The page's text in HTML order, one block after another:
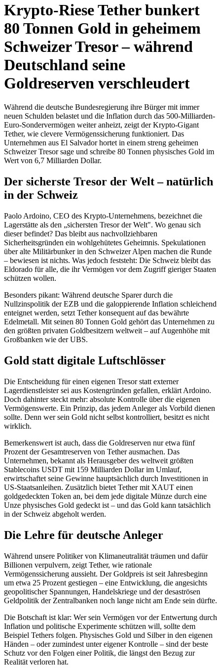
Krypto-Riese Tether bunkert
80 Tonnen Gold in geheimem
Schweizer Tresor – während
Deutschland seine
Goldreserven verschleudert
Während die deutsche Bundesregierung ihre Bürger mit immer
neuen Schulden belastet und die Inflation durch das 500-Milliarden-
Euro-Sondervermögen weiter anheizt, zeigt der Krypto-Gigant
Tether, wie clevere Vermögenssicherung funktioniert. Das
Unternehmen aus El Salvador hortet in einem streng geheimen
Schweizer Tresor sage und schreibe 80 Tonnen physisches Gold im
Wert von 6,7 Milliarden Dollar.
Der sicherste Tresor der Welt – natürlich
in der Schweiz
Paolo Ardoino, CEO des Krypto-Unternehmens, bezeichnet die
Lagerstätte als den „sichersten Tresor der Welt". Wo genau sich
dieser befindet? Das bleibt aus nachvollziehbaren
Sicherheitsgründen ein wohlgehütetes Geheimnis. Spekulationen
über alte Militärbunker in den Schweizer Alpen machen die Runde
– bewiesen ist nichts. Was jedoch feststeht: Die Schweiz bleibt das
Eldorado für alle, die ihr Vermögen vor dem Zugriff gieriger Staaten
schützen wollen.
Besonders pikant: Während deutsche Sparer durch die
Nullzinspolitik der EZB und die galoppierende Inflation schleichend
enteignet werden, setzt Tether konsequent auf das bewährte
Edelmetall. Mit seinen 80 Tonnen Gold gehört das Unternehmen zu
den größten privaten Goldbesitzern weltweit – auf Augenhöhe mit
Großbanken wie der UBS.
Gold statt digitale Luftschlösser
Die Entscheidung für einen eigenen Tresor statt externer
Lagerdienstleister sei aus Kostengründen gefallen, erklärt Ardoino.
Doch dahinter steckt mehr: absolute Kontrolle über die eigenen
Vermögenswerte. Ein Prinzip, das jedem Anleger als Vorbild dienen
sollte. Denn wer sein Gold nicht selbst kontrolliert, besitzt es nicht
wirklich.
Bemerkenswert ist auch, dass die Goldreserven nur etwa fünf
Prozent der Gesamtreserven von Tether ausmachen. Das
Unternehmen, bekannt als Herausgeber des weltweit größten
Stablecoins USDT mit 159 Milliarden Dollar im Umlauf,
erwirtschaftet seine Gewinne hauptsächlich durch Investitionen in
US-Staatsanleihen. Zusätzlich bietet Tether mit XAUT einen
goldgedeckten Token an, bei dem jede digitale Münze durch eine
Unze physisches Gold gedeckt ist – und das Gold kann tatsächlich
in der Schweiz abgeholt werden.
Die Lehre für deutsche Anleger
Während unsere Politiker von Klimaneutralität träumen und dafür
Billionen verpulvern, zeigt Tether, wie rationale
Vermögenssicherung aussieht. Der Goldpreis ist seit Jahresbeginn
um etwa 25 Prozent gestiegen – eine Entwicklung, die angesichts
geopolitischer Spannungen, Handelskriege und der desaströsen
Geldpolitik der Zentralbanken noch lange nicht am Ende sein dürfte.
Die Botschaft ist klar: Wer sein Vermögen vor der Entwertung durch
Inflation und politische Experimente schützen will, sollte dem
Beispiel Tethers folgen. Physisches Gold und Silber in den eigenen
Händen – oder zumindest unter eigener Kontrolle – sind der beste
Schutz vor den Folgen einer Politik, die längst den Bezug zur
Realität verloren hat.